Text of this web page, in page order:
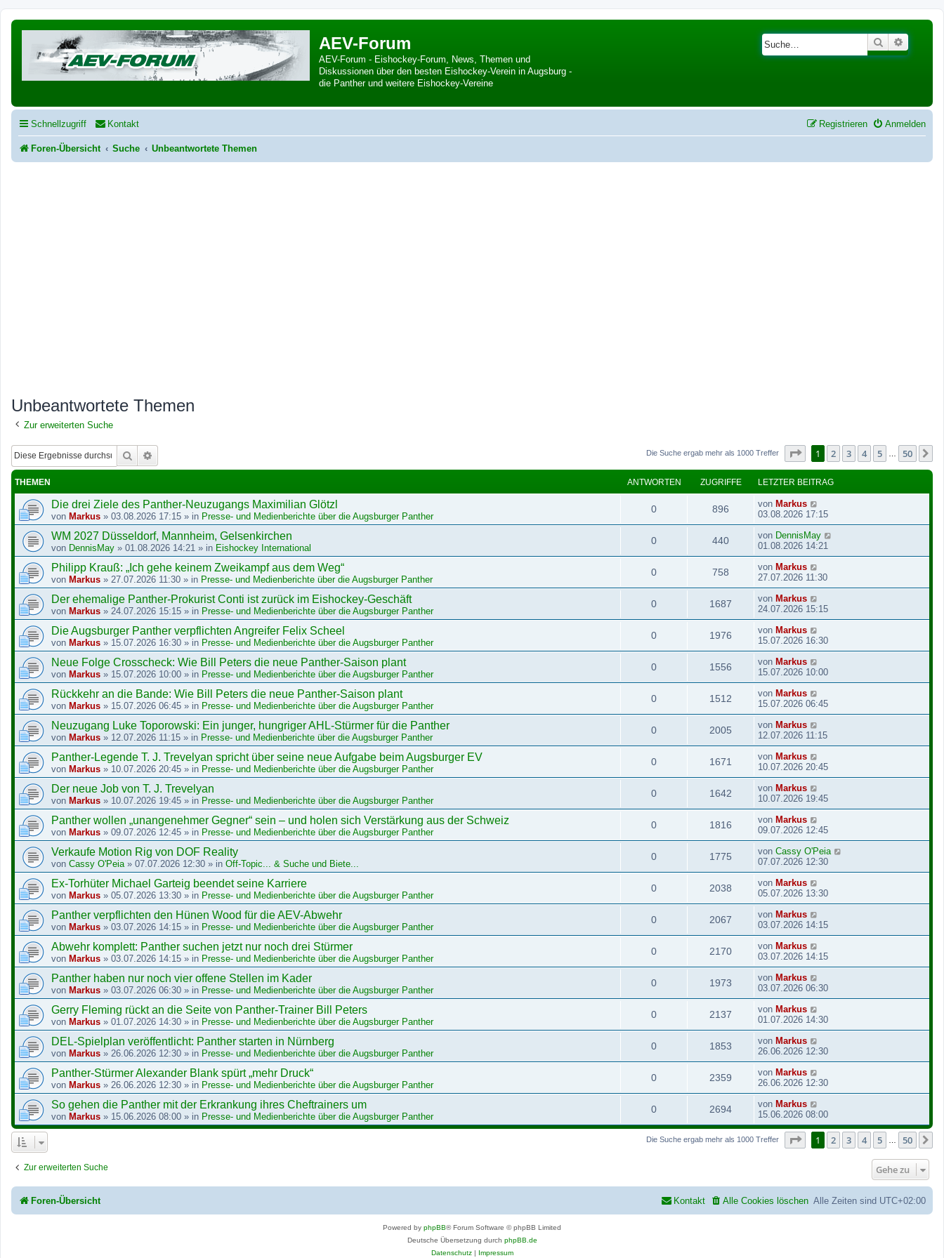
AEV-Forum
AEV-Forum - Eishockey-Forum, News, Themen und
Diskussionen über den besten Eishockey-Verein in Augsburg -
die Panther und weitere Eishockey-Vereine
Suche
Schnellzugriff Kontakt Anmelden
Registrieren
Foren-Übersicht Suche Unbeantwortete Themen
Unbeantwortete Themen
Zur erweiterten Suche
Suche Die Suche ergab mehr als 1000 Treffer Seite von50
1 2 3 4 5 50
THEMEN ANTWORTEN ZUGRIFFE LETZTER BEITRAG
Die drei Ziele des Panther-Neuzugangs Maximilian Glötzl
von Markus » 03.08.2026 17:15 » in Presse- und Medienberichte über die Augsburger Panther
0 896 von Markus
03.08.2026 17:15
WM 2027 Düsseldorf, Mannheim, Gelsenkirchen
von DennisMay » 01.08.2026 14:21 » in Eishockey International
0 440 von DennisMay
01.08.2026 14:21
Philipp Krauß: „Ich gehe keinem Zweikampf aus dem Weg“
von Markus » 27.07.2026 11:30 » in Presse- und Medienberichte über die Augsburger Panther
0 758 von Markus
27.07.2026 11:30
Der ehemalige Panther-Prokurist Conti ist zurück im Eishockey-Geschäft
von Markus » 24.07.2026 15:15 » in Presse- und Medienberichte über die Augsburger Panther
0 1687 von Markus
24.07.2026 15:15
Die Augsburger Panther verpflichten Angreifer Felix Scheel
von Markus » 15.07.2026 16:30 » in Presse- und Medienberichte über die Augsburger Panther
0 1976 von Markus
15.07.2026 16:30
Neue Folge Crosscheck: Wie Bill Peters die neue Panther-Saison plant
von Markus » 15.07.2026 10:00 » in Presse- und Medienberichte über die Augsburger Panther
0 1556 von Markus
15.07.2026 10:00
Rückkehr an die Bande: Wie Bill Peters die neue Panther-Saison plant
von Markus » 15.07.2026 06:45 » in Presse- und Medienberichte über die Augsburger Panther
0 1512 von Markus
15.07.2026 06:45
Neuzugang Luke Toporowski: Ein junger, hungriger AHL-Stürmer für die Panther
von Markus » 12.07.2026 11:15 » in Presse- und Medienberichte über die Augsburger Panther
0 2005 von Markus
12.07.2026 11:15
Panther-Legende T. J. Trevelyan spricht über seine neue Aufgabe beim Augsburger EV
von Markus » 10.07.2026 20:45 » in Presse- und Medienberichte über die Augsburger Panther
0 1671 von Markus
10.07.2026 20:45
Der neue Job von T. J. Trevelyan
von Markus » 10.07.2026 19:45 » in Presse- und Medienberichte über die Augsburger Panther
0 1642 von Markus
10.07.2026 19:45
Panther wollen „unangenehmer Gegner“ sein – und holen sich Verstärkung aus der Schweiz
von Markus » 09.07.2026 12:45 » in Presse- und Medienberichte über die Augsburger Panther
0 1816 von Markus
09.07.2026 12:45
Verkaufe Motion Rig von DOF Reality
von Cassy O'Peia » 07.07.2026 12:30 » in Off-Topic... & Suche und Biete...
0 1775 von Cassy O'Peia
07.07.2026 12:30
Ex-Torhüter Michael Garteig beendet seine Karriere
von Markus » 05.07.2026 13:30 » in Presse- und Medienberichte über die Augsburger Panther
0 2038 von Markus
05.07.2026 13:30
Panther verpflichten den Hünen Wood für die AEV-Abwehr
von Markus » 03.07.2026 14:15 » in Presse- und Medienberichte über die Augsburger Panther
0 2067 von Markus
03.07.2026 14:15
Abwehr komplett: Panther suchen jetzt nur noch drei Stürmer
von Markus » 03.07.2026 14:15 » in Presse- und Medienberichte über die Augsburger Panther
0 2170 von Markus
03.07.2026 14:15
Panther haben nur noch vier offene Stellen im Kader
von Markus » 03.07.2026 06:30 » in Presse- und Medienberichte über die Augsburger Panther
0 1973 von Markus
03.07.2026 06:30
Gerry Fleming rückt an die Seite von Panther-Trainer Bill Peters
von Markus » 01.07.2026 14:30 » in Presse- und Medienberichte über die Augsburger Panther
0 2137 von Markus
01.07.2026 14:30
DEL-Spielplan veröffentlicht: Panther starten in Nürnberg
von Markus » 26.06.2026 12:30 » in Presse- und Medienberichte über die Augsburger Panther
0 1853 von Markus
26.06.2026 12:30
Panther-Stürmer Alexander Blank spürt „mehr Druck“
von Markus » 26.06.2026 12:30 » in Presse- und Medienberichte über die Augsburger Panther
0 2359 von Markus
26.06.2026 12:30
So gehen die Panther mit der Erkrankung ihres Cheftrainers um
von Markus » 15.06.2026 08:00 » in Presse- und Medienberichte über die Augsburger Panther
0 2694 von Markus
15.06.2026 08:00
Die Suche ergab mehr als 1000 Treffer Seite von50
1 2 3 4 5 50
Zur erweiterten Suche Gehe zu
Foren-Übersicht Alle Zeiten sind UTC+02:00
Alle Cookies löschen
Kontakt
Powered by phpBB® Forum Software © phpBB Limited
Deutsche Übersetzung durch phpBB.de
Datenschutz| Impressum